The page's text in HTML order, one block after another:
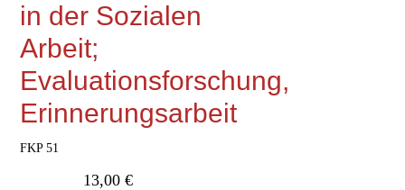
in der Sozialen
Arbeit;
Evaluationsforschung,
Erinnerungsarbeit
FKP 51
13,00€